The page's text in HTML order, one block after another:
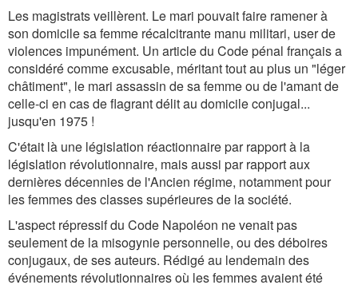
Les magistrats veillèrent. Le mari pouvait faire ramener à
son domicile sa femme récalcitrante manu militari, user de
violences impunément. Un article du Code pénal français a
considéré comme excusable, méritant tout au plus un "léger
châtiment", le mari assassin de sa femme ou de l'amant de
celle-ci en cas de flagrant délit au domicile conjugal...
jusqu'en 1975 !
C'était là une législation réactionnaire par rapport à la
législation révolutionnaire, mais aussi par rapport aux
dernières décennies de l'Ancien régime, notamment pour
les femmes des classes supérieures de la société.
L'aspect répressif du Code Napoléon ne venait pas
seulement de la misogynie personnelle, ou des déboires
conjugaux, de ses auteurs. Rédigé au lendemain des
événements révolutionnaires où les femmes avaient été